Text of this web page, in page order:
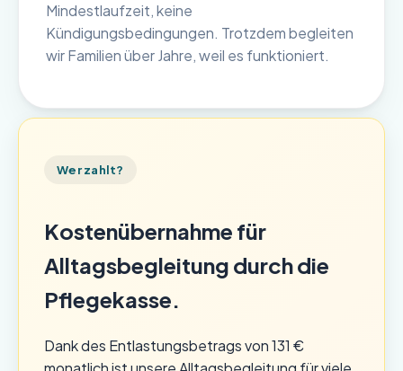
Mindestlaufzeit, keine
Kündigungsbedingungen. Trotzdem begleiten
wir Familien über Jahre, weil es funktioniert.
Wer zahlt?
Kostenübernahme für
Alltagsbegleitung durch die
Pflegekasse.
Dank des Entlastungsbetrags von 131 €